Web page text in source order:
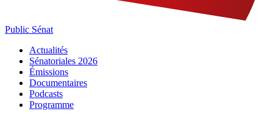
Public Sénat
Actualités
Sénatoriales 2026
Émissions
Documentaires
Podcasts
Programme